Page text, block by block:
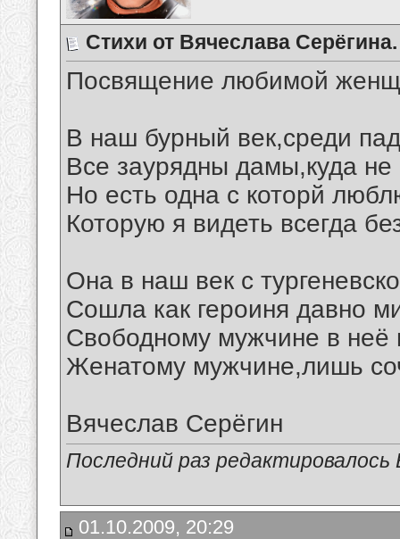
Стихи от Вячеслава Серёгина.
Посвящение любимой
В наш бурный век,среди
Все заурядны дамы,куда не
Но есть одна с которй
Которую я видеть всегда
Она в наш век с
Сошла как героиня давно
Свободному мужчине в неё
Женатому мужчине,лишь
Вячеслав Серёгин
Последний раз
01.10.2009, 20:29